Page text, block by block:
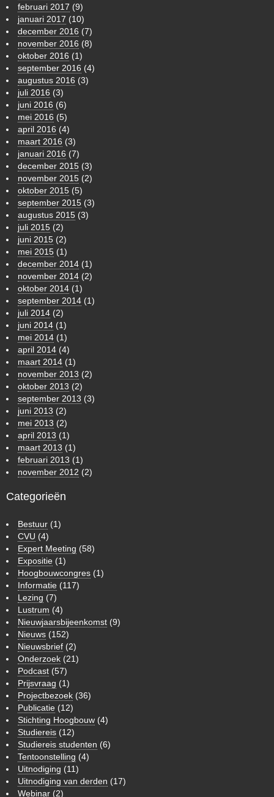
februari 2017 (9)
januari 2017 (10)
december 2016 (7)
november 2016 (8)
oktober 2016 (1)
september 2016 (4)
augustus 2016 (3)
juli 2016 (3)
juni 2016 (6)
mei 2016 (5)
april 2016 (4)
maart 2016 (3)
januari 2016 (7)
december 2015 (3)
november 2015 (2)
oktober 2015 (5)
september 2015 (3)
augustus 2015 (3)
juli 2015 (2)
juni 2015 (2)
mei 2015 (1)
december 2014 (1)
november 2014 (2)
oktober 2014 (1)
september 2014 (1)
juli 2014 (2)
juni 2014 (1)
mei 2014 (1)
april 2014 (4)
maart 2014 (1)
november 2013 (2)
oktober 2013 (2)
september 2013 (3)
juni 2013 (2)
mei 2013 (2)
april 2013 (1)
maart 2013 (1)
februari 2013 (1)
november 2012 (2)
Categorieën
Bestuur (1)
CVU (4)
Expert Meeting (58)
Expositie (1)
Hoogbouwcongres (1)
Informatie (117)
Lezing (7)
Lustrum (4)
Nieuwjaarsbijeenkomst (9)
Nieuws (152)
Nieuwsbrief (2)
Onderzoek (21)
Podcast (57)
Prijsvraag (1)
Projectbezoek (36)
Publicatie (12)
Stichting Hoogbouw (4)
Studiereis (12)
Studiereis studenten (6)
Tentoonstelling (4)
Uitnodiging (11)
Uitnodiging van derden (17)
Webinar (2)